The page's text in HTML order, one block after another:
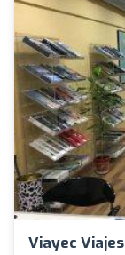
Viayec Viajes